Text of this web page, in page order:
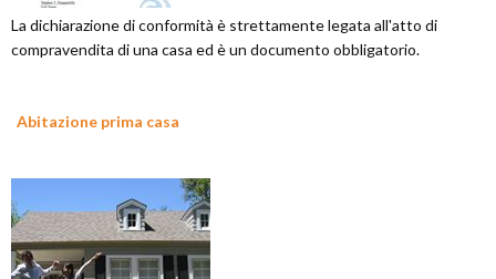
La dichiarazione di conformità è strettamente legata all'atto di
compravendita di una casa ed è un documento obbligatorio.
Abitazione prima casa